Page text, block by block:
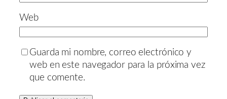
Web
Guarda mi nombre, correo electrónico y
web en este navegador para la próxima vez
que comente.